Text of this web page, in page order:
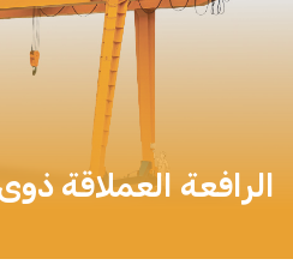
الرافعة العملاقة